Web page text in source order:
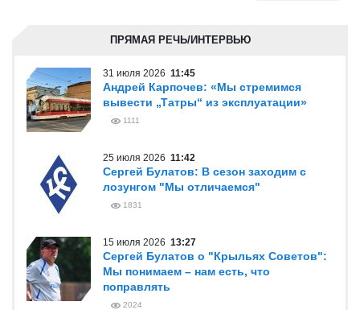
ПРЯМАЯ РЕЧЬ/ИНТЕРВЬЮ
31 июля 2026 11:45
Андрей Карпочев: «Мы стремимся
вывести „Татры“ из эксплуатации»
1111
25 июля 2026 11:42
Сергей Булатов: В сезон заходим с
лозунгом "Мы отличаемся"
1831
15 июля 2026 13:27
Сергей Булатов о "Крыльях Советов":
Мы понимаем – нам есть, что
поправлять
2024